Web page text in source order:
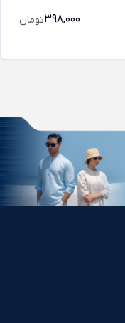
398,000تومان